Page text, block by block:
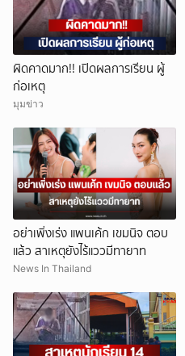
ผิดคาดมาก!! เปิดผลการเรียน ผู้
ก่อเหตุ
มุมข่าว
อย่าเพิ่งเร่ง แพนเค้ก เขมนิจ ตอบ
แล้ว สาเหตุยังไร้แววมีทายาท
News In Thailand